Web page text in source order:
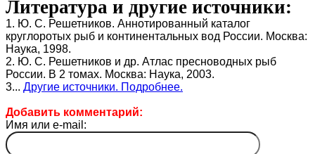
Литература и другие источники:
1. Ю. С. Решетников. Аннотированный каталог
круглоротых рыб и континентальных вод России. Москва:
Наука, 1998.
2. Ю. С. Решетников и др. Атлас пресноводных рыб
России. В 2 томах. Москва: Наука, 2003.
3... Другие источники. Подробнее.
Добавить комментарий:
Имя или e-mail: